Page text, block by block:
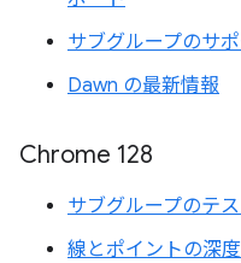
サブグループのサ
Dawn の最新情報
Chrome 128
サブグループのテ
線とポイントの深